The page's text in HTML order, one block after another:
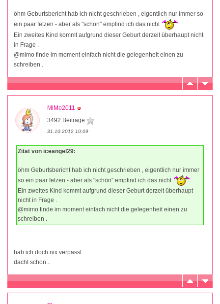
öhm Geburtsbericht hab ich nicht geschrieben , eigentlich nur immer so
ein paar fetzen - aber als "schön" empfind ich das nicht
Ein zweites Kind kommt aufgrund dieser Geburt derzeit überhaupt nicht
in Frage .
@mimo finde im moment einfach nicht die gelegenheit einen zu
schreiben .
MiMo2011
3492 Beiträge
31.10.2012 10:09
Zitat von iceangel29:
öhm Geburtsbericht hab ich nicht geschrieben , eigentlich nur immer
so ein paar fetzen - aber als "schön" empfind ich das nicht
Ein zweites Kind kommt aufgrund dieser Geburt derzeit überhaupt
nicht in Frage .
@mimo finde im moment einfach nicht die gelegenheit einen zu
schreiben .
hab ich doch nix verpasst...
dacht schon...